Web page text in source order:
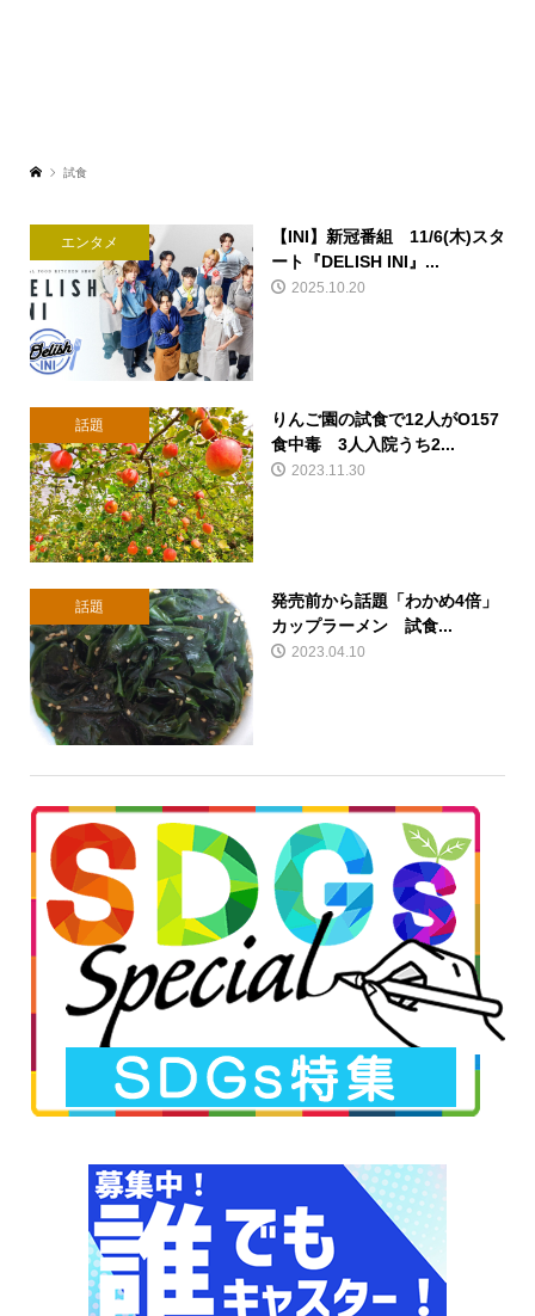
試食
エンタメ
【INI】新冠番組 11/6(木)スタ
ート『DELISH INI』...
2025.10.20
話題
りんご園の試食で12人がO157
食中毒 3人入院うち2...
2023.11.30
話題
発売前から話題「わかめ4倍」
カップラーメン 試食...
2023.04.10